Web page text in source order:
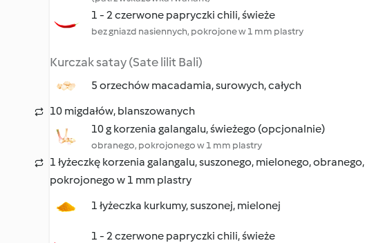
1 - 2 czerwone papryczki chili, świeże
bez gniazd nasiennych, pokrojone w 1 mm plastry
Kurczak satay (Sate lilit Bali)
5 orzechów macadamia, surowych, całych
10 migdałów, blanszowanych
10 g korzenia galangalu, świeżego (opcjonalnie)
obranego, pokrojonego w 1 mm plastry
1 łyżeczkę korzenia galangalu, suszonego, mielonego, obranego,
pokrojonego w 1 mm plastry
1 łyżeczka kurkumy, suszonej, mielonej
1 - 2 czerwone papryczki chili, świeże